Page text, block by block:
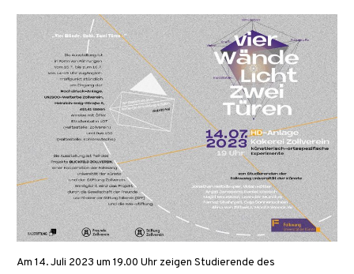
Am 14. Juli 2023 um 19.00 Uhr zeigen Studierende des